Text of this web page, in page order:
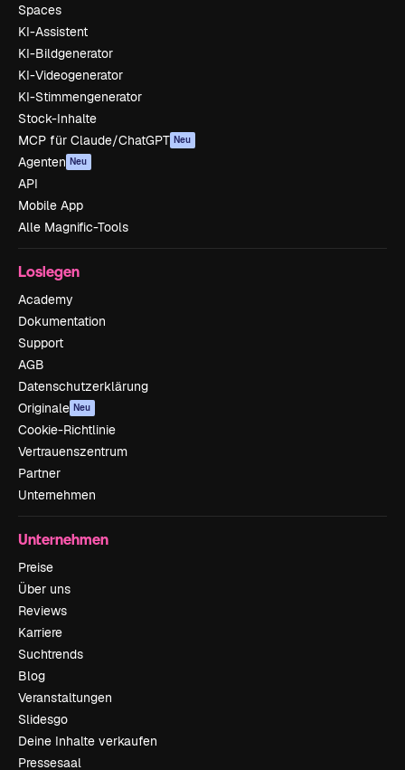
Spaces
KI-Assistent
KI-Bildgenerator
KI-Videogenerator
KI-Stimmengenerator
Stock-Inhalte
MCP für Claude/ChatGPT Neu
Agenten Neu
API
Mobile App
Alle Magnific-Tools
Loslegen
Academy
Dokumentation
Support
AGB
Datenschutzerklärung
Originale Neu
Cookie-Richtlinie
Vertrauenszentrum
Partner
Unternehmen
Unternehmen
Preise
Über uns
Reviews
Karriere
Suchtrends
Blog
Veranstaltungen
Slidesgo
Deine Inhalte verkaufen
Pressesaal